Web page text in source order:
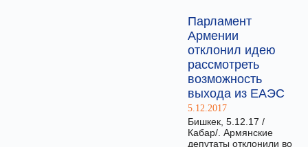
Парламент
Армении
отклонил идею
рассмотреть
возможность
выхода из ЕАЭС
5.12.2017
Бишкек, 5.12.17 /
Кабар/. Армянские
депутаты отклонили во